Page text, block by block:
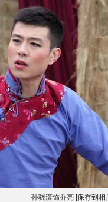
孙骁潇饰乔亮 [保存到相